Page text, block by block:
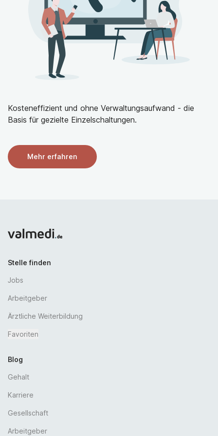
Schaffung einer vertrauensvollen Pflegesituation
Bereitschaft, perspektivisch eine 1-jährige Ausbildung
zu absolvieren, oder bereits abgeschlossene 1-jährige
Strukturierte Arbeitsweise
Positive Grundeinstellung
Wir bieten
flexible Arbeitszeitmodelle, 5-Tagewoche
Möglichkeit der Fortbildung
Kosteneffizient und ohne Verwaltungsaufwand - die
Basis für gezielte Einzelschaltungen.
Mehr erfahren
Stelle finden
Jobs
Arbeitgeber
Ärztliche Weiterbildung
Favoriten
Blog
Gehalt
Karriere
Gesellschaft
Arbeitgeber